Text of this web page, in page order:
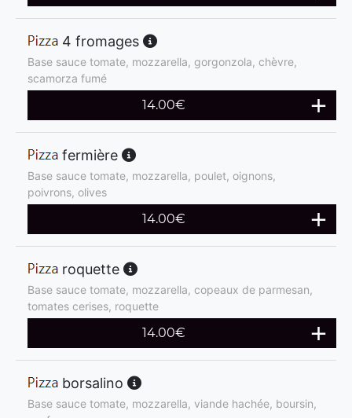
4 fromages
Base sauce tomate, mozzarella, gorgonzola, chèvre,
scamorza fumé
14.00€
fermière
Base sauce tomate, mozzarella, poulet, oignons,
poivrons, olives
14.00€
roquette
Base sauce tomate, mozzarella, copeaux de parmesan,
tomates cerises, roquette
14.00€
borsalino
Base sauce tomate, mozzarella, viande hachée, boursin,